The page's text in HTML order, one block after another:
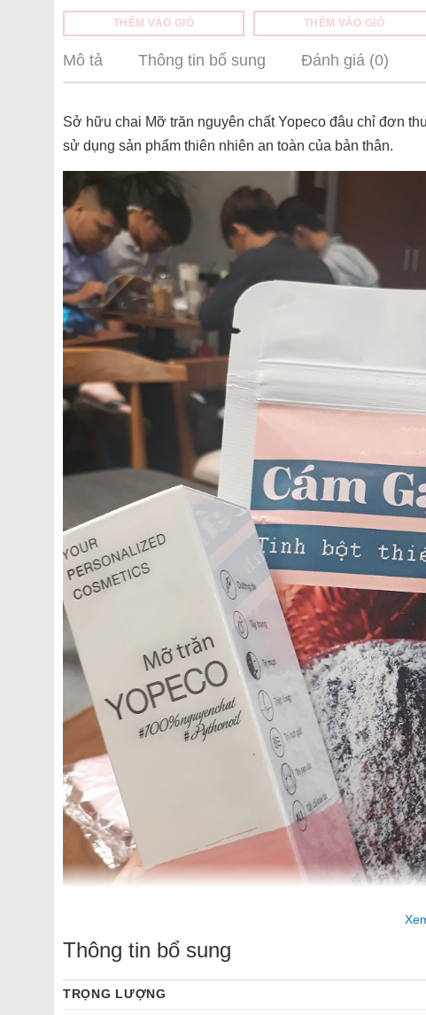
THÊM VÀO GIỎ THÊM VÀO GIỎ
Mô tả Thông tin bổ sung Đánh giá (0)
Sở hữu chai Mỡ trăn nguyên chất Yopeco đâu chỉ đơn
sử dụng sản phẩm thiên nhiên an toàn của bản thân.
Thông tin bổ sung
TRỌNG LƯỢNG